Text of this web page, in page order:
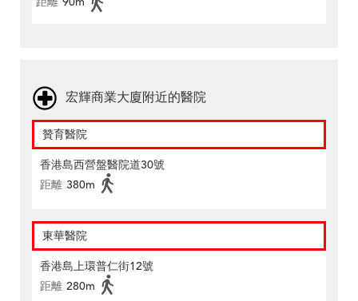
宏輝商業大廈附近的醫院
贊育醫院
香港島西營盤醫院道30號
距離 380m
東華醫院
香港島上環普仁街12號
距離 280m